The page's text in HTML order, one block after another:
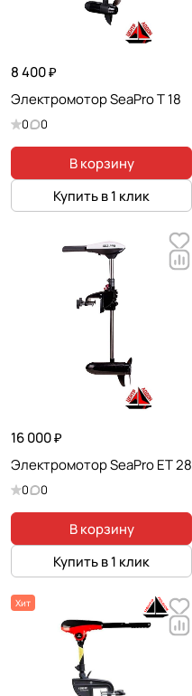
8 400 ₽
Электромотор SeaPro T 18
0 0
В корзину
Купить в 1 клик
16 000 ₽
Электромотор SeaPro ET 28
0 0
В корзину
Купить в 1 клик
Хит